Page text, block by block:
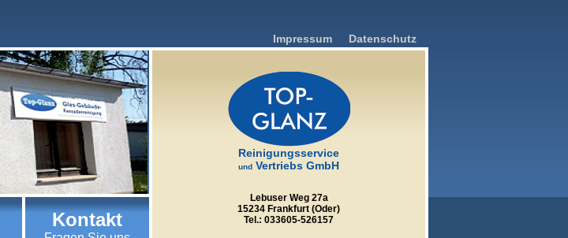
Impressum Datenschutz
Reinigungsservice
und Vertriebs GmbH
Lebuser Weg 27a
15234 Frankfurt (Oder)
Tel.: 033605-526157
Kontakt